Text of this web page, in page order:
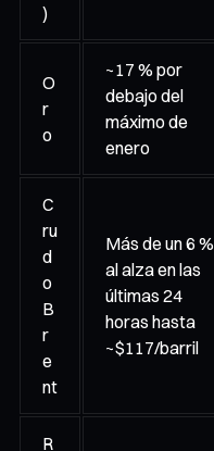
)
O
r
o
~17 % por
debajo del
máximo de
enero
C
ru
d
o
B
r
e
nt
Más de un 6 %
al alza en las
últimas 24
horas hasta
~$117/barril
R